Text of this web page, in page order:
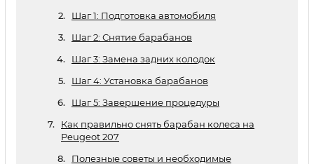
Шаг 1: Подготовка автомобиля
Шаг 2: Снятие барабанов
Шаг 3: Замена задних колодок
Шаг 4: Установка барабанов
Шаг 5: Завершение процедуры
Как правильно снять барабан колеса на
Peugeot 207
Полезные советы и необходимые